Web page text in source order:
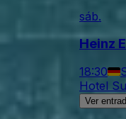
sáb.
Heinz
18:30
Hotel
Ver